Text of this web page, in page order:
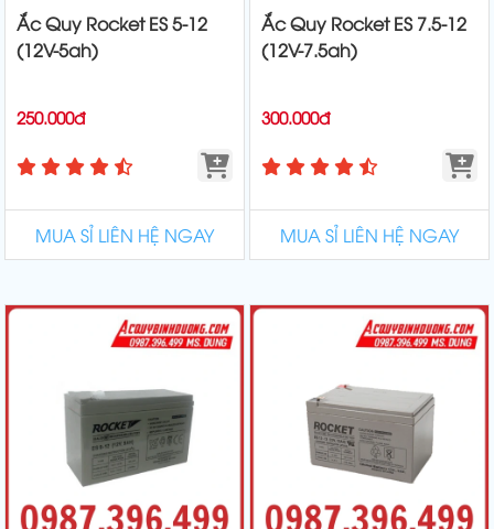
Ắc Quy Rocket ES 5-12
(12V-5ah)
250.000đ
MUA SỈ LIÊN HỆ NGAY
Ắc Quy Rocket ES 7.5-12
(12V-7.5ah)
300.000đ
MUA SỈ LIÊN HỆ NGAY